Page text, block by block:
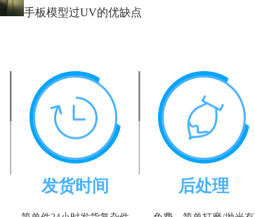
手板模型过UV的优缺点
发货时间 后处理